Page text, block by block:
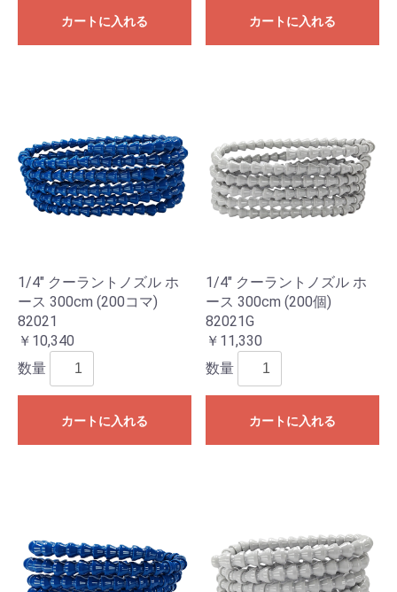
カートに入れる カートに入れる
1/4" クーラントノズル ホ
ース 300cm (200コマ)
82021
￥10,340
数量
カートに入れる
1/4" クーラントノズル ホ
ース 300cm (200個)
82021G
￥11,330
数量
カートに入れる